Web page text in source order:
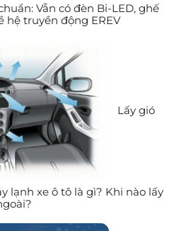
Vẫn có đèn Bi-LED, ghế
hệ truyền động EREV
Lấy gió
lạnh xe ô tô là gì? Khi nào lấy